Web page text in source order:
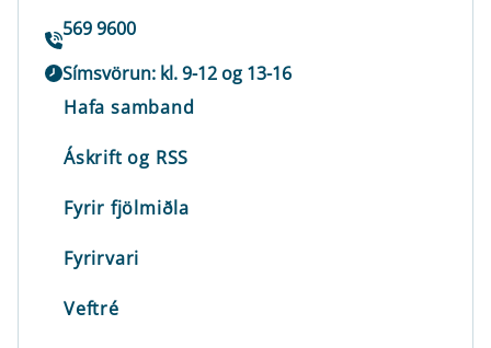
569 9600
Símsvörun: kl. 9-12 og 13-16
Hafa samband
Áskrift og RSS
Fyrir fjölmiðla
Fyrirvari
Veftré